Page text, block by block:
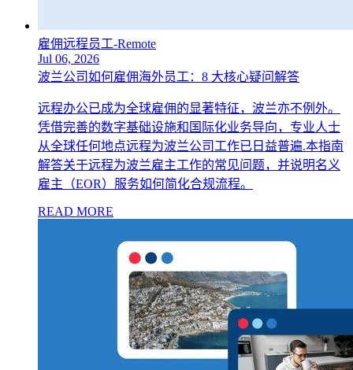
雇佣远程员工-Remote
Jul 06, 2026
波兰公司如何雇佣海外员工：8 大核心疑问解答
远程办公已成为全球雇佣的显著特征，波兰亦不例外。
凭借完善的数字基础设施和国际化业务导向，专业人士
从全球任何地点远程为波兰公司工作已日益普遍.本指南
解答关于远程为波兰雇主工作的常见问题，并说明名义
雇主（EOR）服务如何简化合规流程。
READ MORE